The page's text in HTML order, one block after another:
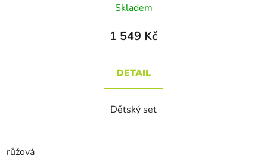
Skladem
1 549 Kč
DETAIL
Dětský set
růžová